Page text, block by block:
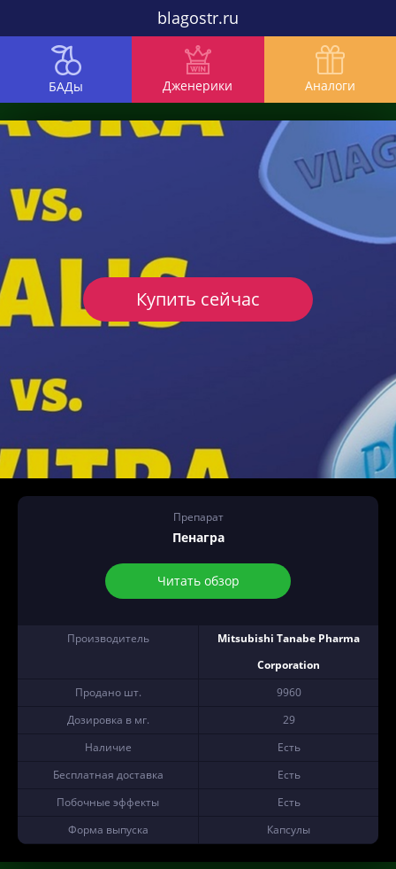
blagostr.ru
БАДы Дженерики Аналоги
Препарат
Пенагра
Читать обзор
Производитель
Mitsubishi Tanabe Pharma
Corporation
Продано шт.
9960
Дозировка в мг.
29
Наличие
Есть
Бесплатная доставка
Есть
Побочные эффекты
Есть
Форма выпуска
Капсулы
Купить сейчас